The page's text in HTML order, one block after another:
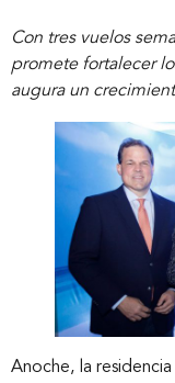
Con tres vuelos
promete fortalecer
augura un
Anoche, la